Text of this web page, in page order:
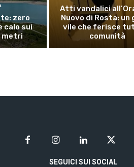
zero
calo sui
metri
Atti vandalici
Nuovo di Rosta: un
vile che ferisce
comunità
SEGUICI SUI SOCIAL